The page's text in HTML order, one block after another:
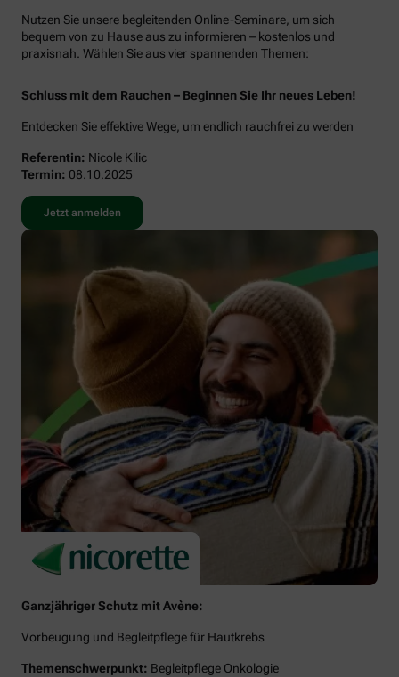
Nutzen Sie unsere begleitenden Online-Seminare, um sich
bequem von zu Hause aus zu informieren – kostenlos und
praxisnah. Wählen Sie aus vier spannenden Themen:
Schluss mit dem Rauchen – Beginnen Sie Ihr neues Leben!
Entdecken Sie effektive Wege, um endlich rauchfrei zu werden
Referentin: Nicole Kilic
Termin: 08.10.2025
Jetzt anmelden
Ganzjähriger Schutz mit Avène:
Vorbeugung und Begleitpflege für Hautkrebs
Themenschwerpunkt: Begleitpflege Onkologie